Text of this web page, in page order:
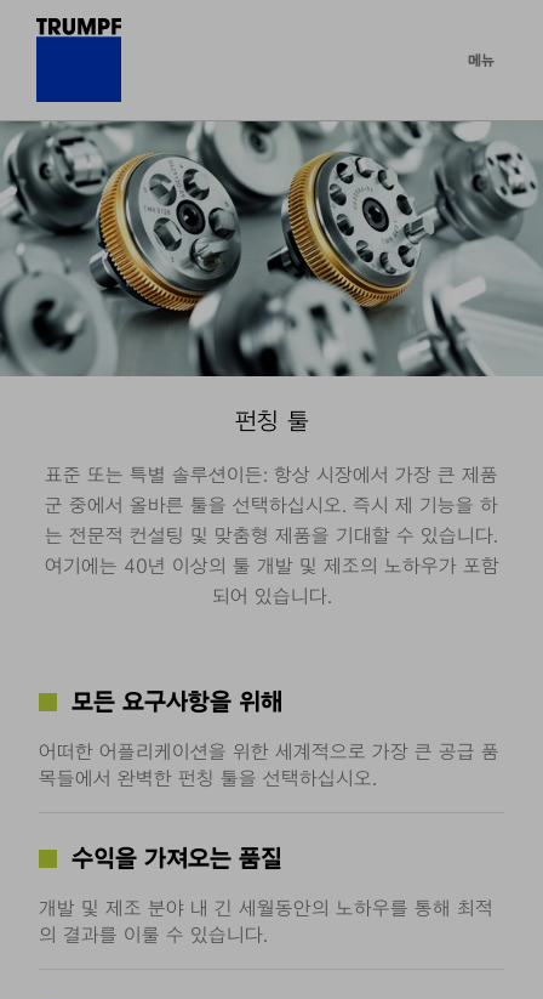
메뉴
펀칭 툴
표준 또는 특별 솔루션이든: 항상 시장에서 가장 큰 제품
군 중에서 올바른 툴을 선택하십시오. 즉시 제 기능을 하
는 전문적 컨설팅 및 맞춤형 제품을 기대할 수 있습니다.
여기에는 40년 이상의 툴 개발 및 제조의 노하우가 포함
되어 있습니다.
모든 요구사항을 위해
어떠한 어플리케이션을 위한 세계적으로 가장 큰 공급 품
목들에서 완벽한 펀칭 툴을 선택하십시오.
수익을 가져오는 품질
개발 및 제조 분야 내 긴 세월동안의 노하우를 통해 최적
의 결과를 이룰 수 있습니다.